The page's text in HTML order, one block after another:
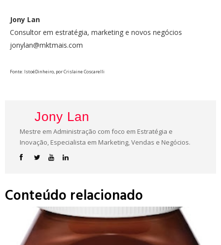
Jony Lan
Consultor em estratégia, marketing e novos negócios
jonylan@mktmais.com
Fonte: IstoéDinheiro, por Crislaine Coscarelli
Jony Lan
Mestre em Administração com foco em Estratégia e
Inovação, Especialista em Marketing, Vendas e Negócios.
Conteúdo relacionado